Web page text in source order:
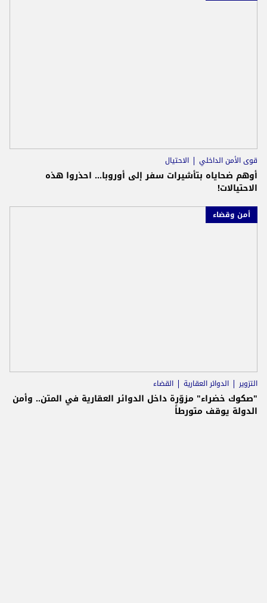
قوى الأمن الداخلي الاحتيال
أوهم ضحاياه بتأشيرات سفر إلى أوروبا... احذروا هذه
الاحتيالات!
أمن وقضاء
التزوير الدوائر العقارية القضاء
"صكوك خضراء" مزوّرة داخل الدوائر العقارية في المتن.. وأمن
الدولة يوقف متورطاً